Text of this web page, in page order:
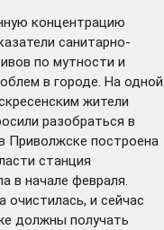
концентрацию
санитарно-
по мутности и
в городе. На одной
жители
разобраться в
Приволжске построена
станция
в начале февраля.
и сейчас
должны получать